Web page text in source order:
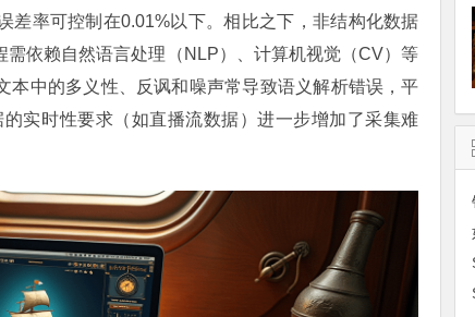
差率可控制在0.01%以下。相比之下，非结构化数据
需依赖自然语言处理（NLP）、计算机视觉（CV）等
中的多义性、反讽和噪声常导致语义解析错误，平
实时性要求（如直播流数据）进一步增加了采集难